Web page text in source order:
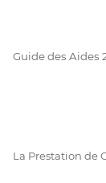
Guide des Aides
La Prestation de